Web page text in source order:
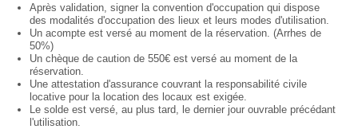
Après validation, signer la convention d'occupation qui dispose
des modalités d'occupation des lieux et leurs modes d'utilisation.
Un acompte est versé au moment de la réservation. (Arrhes de
50%)
Un chèque de caution de 550€ est versé au moment de la
réservation.
Une attestation d'assurance couvrant la responsabilité civile
locative pour la location des locaux est exigée.
Le solde est versé, au plus tard, le dernier jour ouvrable précédant
l'utilisation.